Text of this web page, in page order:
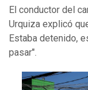
El conductor del
Urquiza explicó
Estaba detenido,
pasar".